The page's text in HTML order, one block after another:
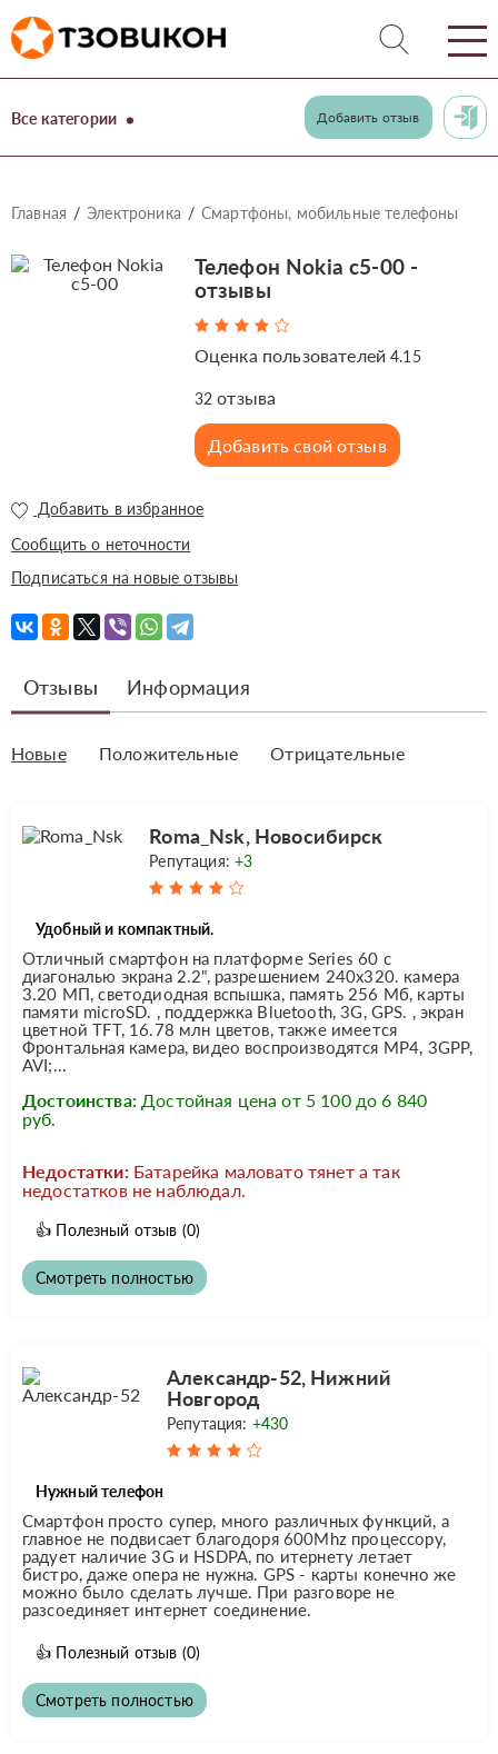
Все категории Добавить отзыв
Главная Электроника Смартфоны, мобильные телефоны
Телефон Nokia c5-00 -
отзывы
Оценка пользователей4.15
32 отзыва
Добавить свой отзыв
Добавить в избранное
Сообщить о неточности
Подписаться на новые отзывы
Отзывы Информация
Новые Положительные Отрицательные
Roma_Nsk, Новосибирск
Репутация:+3
Удобный и компактный.
Отличный смартфон на платформе Series 60 с
диагональю экрана 2.2", разрешением 240x320. камера
3.20 МП, светодиодная вспышка, память 256 Мб, карты
памяти microSD. , поддержка Bluetooth, 3G, GPS. , экран
цветной TFT, 16.78 млн цветов, также имеется
Фронтальная камера, видео воспроизводятся MP4, 3GPP,
AVI;...
Достоинства: Достойная цена от 5 100 до 6 840
руб.
Недостатки: Батарейка маловато тянет а так
недостатков не наблюдал.
👍 Полезный отзыв (0)
Смотреть полностью
Александр-52, Нижний
Новгород
Репутация: +430
Нужный телефон
Смартфон просто супер, много различных функций, а
главное не подвисает благодоря 600Mhz процессору,
радует наличие 3G и HSDPA, по итернету летает
бистро, даже опера не нужна. GPS - карты конечно же
можно было сделать лучше. При разговоре не
разсоединяет интернет соединение.
👍 Полезный отзыв (0)
Смотреть полностью